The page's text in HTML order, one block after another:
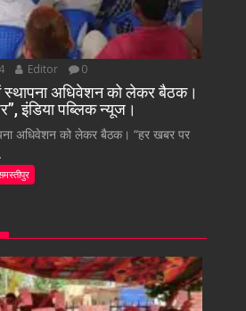
Editor 0
स्थापना अधिवेशन को लेकर बैठक।
इंडिया पब्लिक न्यूज।
अधिवेशन को लेकर बैठक। “हर खबर पर